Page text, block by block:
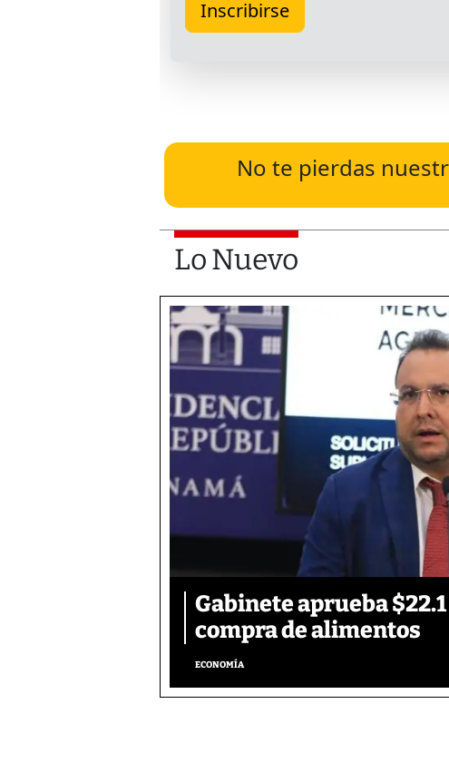
No te pierdas
Lo Nuevo
Gabinete aprueba
compra de alimentos
ECONOMÍA